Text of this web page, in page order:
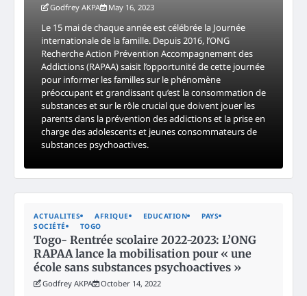
Godfrey AKPA May 16, 2023
Le 15 mai de chaque année est célébrée la Journée
internationale de la famille. Depuis 2016, l’ONG
Recherche Action Prévention Accompagnement des
Addictions (RAPAA) saisit l’opportunité de cette journée
pour informer les familles sur le phénomène
préoccupant et grandissant qu’est la consommation de
substances et sur le rôle crucial que doivent jouer les
parents dans la prévention des addictions et la prise en
charge des adolescents et jeunes consommateurs de
substances psychoactives.
ACTUALITES AFRIQUE EDUCATION
PAYS
SOCIÉTÉ
TOGO
Togo- Rentrée scolaire 2022-2023: L’ONG
RAPAA lance la mobilisation pour « une
école sans substances psychoactives »
Godfrey AKPA October 14, 2022